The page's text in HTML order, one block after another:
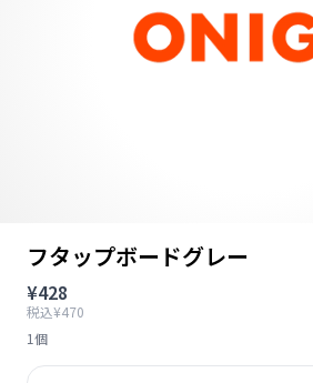
フタップボードグレー
¥428
税込¥470
1個